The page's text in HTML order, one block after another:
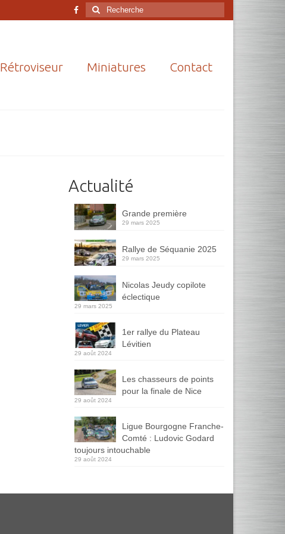
Rechercher
:
Rétroviseur Miniatures Contact
Actualité
Grande première
29 mars 2025
Rallye de Séquanie 2025
29 mars 2025
Nicolas Jeudy copilote
éclectique
29 mars 2025
1er rallye du Plateau
Lévitien
29 août 2024
Les chasseurs de points
pour la finale de Nice
29 août 2024
Ligue Bourgogne Franche-
Comté : Ludovic Godard
toujours intouchable
29 août 2024